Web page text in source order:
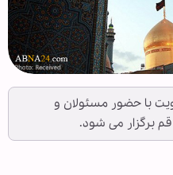
با حضور مسئولان و
برگزار می شود.